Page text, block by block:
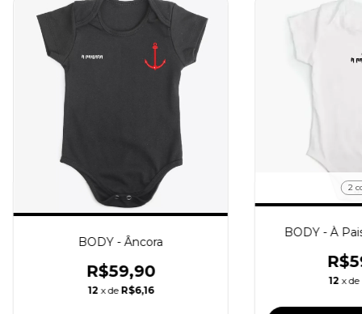
BODY - Âncora
R$59,90
12 x de R$6,16
2
BODY - À
12 x de